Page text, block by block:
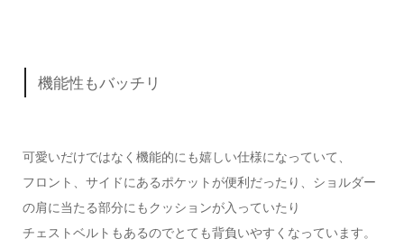
機能性もバッチリ
可愛いだけではなく機能的にも嬉しい仕様になっていて、
フロント、サイドにあるポケットが便利だったり、ショルダー
の肩に当たる部分にもクッションが入っていたり
チェストベルトもあるのでとても背負いやすくなっています。